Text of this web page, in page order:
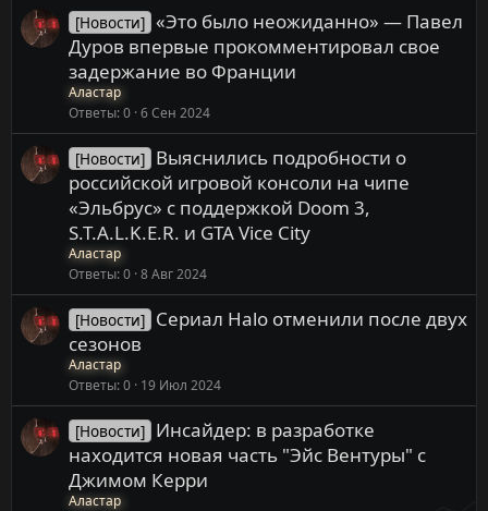
[Новости] «Это было неожиданно» — Павел
Дуров впервые прокомментировал свое
задержание во Франции
Аластар
Ответы 0 6 Сен 2024
[Новости] Выяснились подробности о
российской игровой консоли на чипе
«Эльбрус» с поддержкой Doom 3,
S.T.A.L.K.E.R. и GTA Vice City
Аластар
Ответы 0 8 Авг 2024
[Новости] Сериал Halo отменили после двух
сезонов
Аластар
Ответы 0 19 Июл 2024
[Новости] Инсайдер: в разработке
находится новая часть "Эйс Вентуры" с
Джимом Керри
Аластар